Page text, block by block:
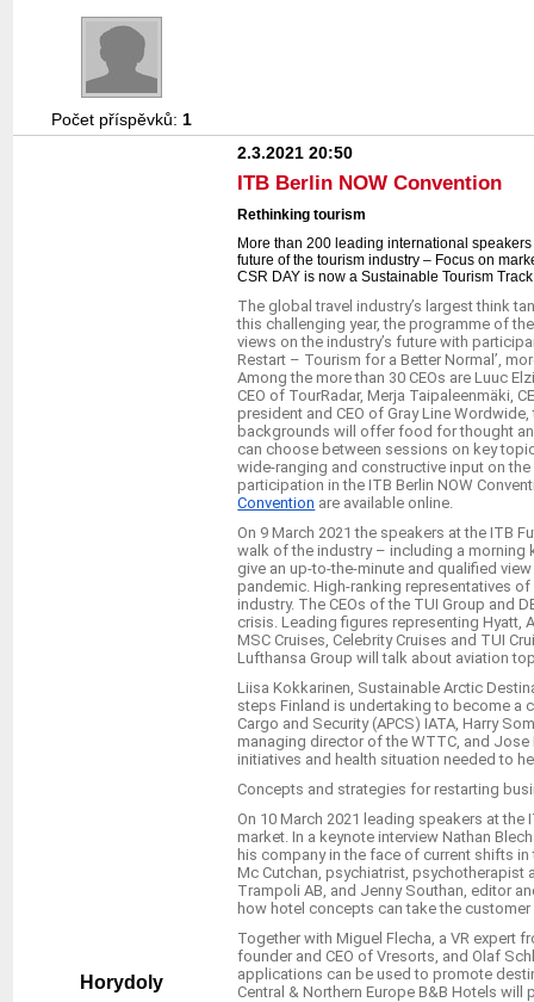
Počet příspěvků: 1
Horydoly
2.3.2021 20:50
ITB Berlin NOW Convention
Rethinking tourism
More than 200 leading international
future of the tourism industry – Focus on
CSR DAY is now a Sustainable Tourism
The global travel industry’s largest think
this challenging year, the programme of
views on the industry’s future with
Restart – Tourism for a Better Normal’,
Among the more than 30 CEOs are Luuc
CEO of TourRadar, Merja Taipaleenmäki,
president and CEO of Gray Line
backgrounds will offer food for thought
can choose between sessions on key
wide-ranging and constructive input on
participation in the ITB Berlin NOW
Convention are available online.
On 9 March 2021 the speakers at the ITB
walk of the industry – including a morning
give an up-to-the-minute and qualified
pandemic. High-ranking representatives of
industry. The CEOs of the TUI Group and
crisis. Leading figures representing Hyatt,
MSC Cruises, Celebrity Cruises and TUI
Lufthansa Group will talk about aviation
Liisa Kokkarinen, Sustainable Arctic
steps Finland is undertaking to become a
Cargo and Security (APCS) IATA, Harry
managing director of the WTTC, and
initiatives and health situation needed to
Concepts and strategies for restarting
On 10 March 2021 leading speakers at
market. In a keynote interview Nathan
his company in the face of current shifts in
Mc Cutchan, psychiatrist, psychotherapist
Trampoli AB, and Jenny Southan, editor
how hotel concepts can take the
Together with Miguel Flecha, a VR expert
founder and CEO of Vresorts, and Olaf
applications can be used to promote
Central & Northern Europe B&B Hotels